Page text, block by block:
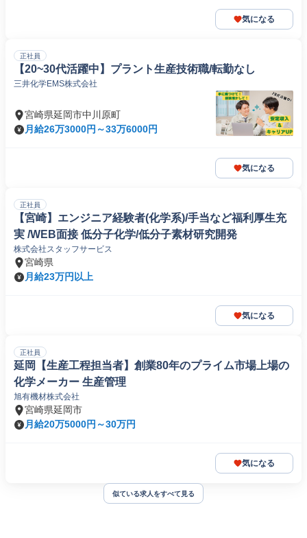
気になる
正社員
【20~30代活躍中】プラント生産技術職/転勤なし
三井化学EMS株式会社
宮崎県延岡市中川原町
月給26万3000円～33万6000円
気になる
正社員
【宮崎】エンジニア経験者(化学系)/手当など福利厚生充
実 /WEB面接 低分子化学/低分子素材研究開発
株式会社スタッフサービス
宮崎県
月給23万円以上
気になる
正社員
延岡【生産工程担当者】創業80年のプライム市場上場の
化学メーカー 生産管理
旭有機材株式会社
宮崎県延岡市
月給20万5000円～30万円
気になる
似ている求人をすべて見る